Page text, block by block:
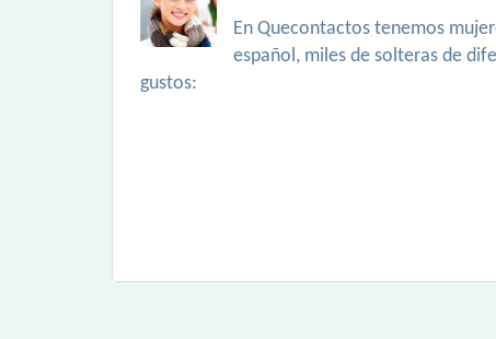
En Quecontactos tenemos
español, miles de solteras de
gustos: